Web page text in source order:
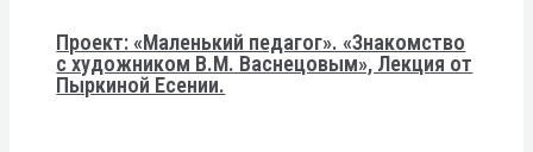
Проект: «Маленький педагог». «Знакомство
с художником В.М. Васнецовым», Лекция от
Пыркиной Есении.